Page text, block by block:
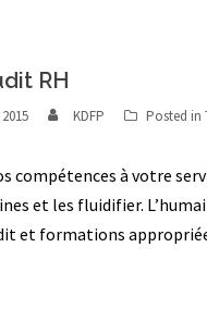
RH
KDFP Posted in
compétences à votre
et les fluidifier.
et formations